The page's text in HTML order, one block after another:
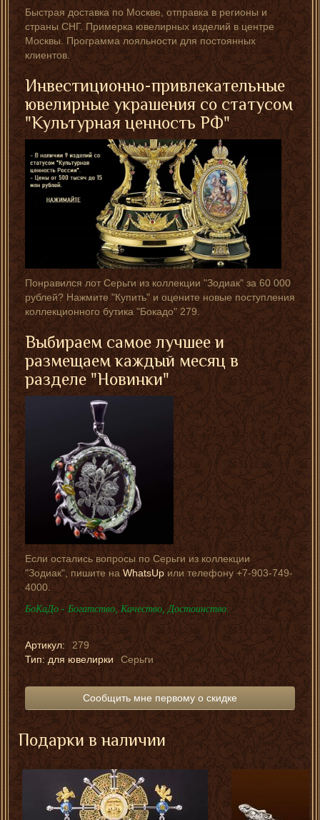
Быстрая доставка по Москве, отправка в регионы и
страны СНГ. Примерка ювелирных изделий в центре
Москвы. Программа лояльности для постоянных
клиентов.
Инвестиционно-привлекательные
ювелирные украшения со статусом
"Культурная ценность РФ"
Понравился лот Серьги из коллекции "Зодиак" за 60 000
рублей? Нажмите "Купить" и оцените новые поступления
коллекционного бутика "Бокадо" 279.
Выбираем самое лучшее и
размещаем каждый месяц в
разделе "Новинки"
Если остались вопросы по Серьги из коллекции
"Зодиак", пишите наWhatsUpили телефону +7-903-749-
4000.
БоКаДо - Богатство, Качество, Достоинство.
Артикул:
279
Тип: для ювелирки
Серьги
Сообщить мне первому о скидке
Подарки в наличии